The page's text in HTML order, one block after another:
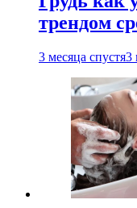
трендом
3 месяца спустя3